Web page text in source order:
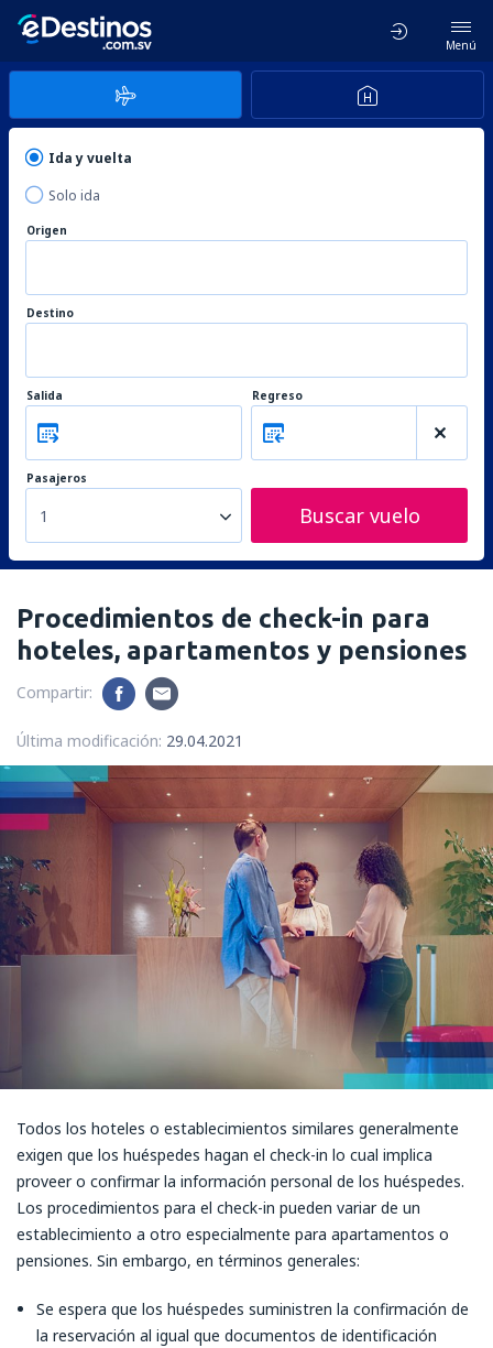
Menú
Ida y vuelta
Solo ida
Origen
Destino
Salida Regreso
Pasajeros
1 Buscar vuelo
Procedimientos de check-in para
hoteles, apartamentos y pensiones
Compartir:
Última modificación: 29.04.2021
Todos los hoteles o establecimientos similares generalmente
exigen que los huéspedes hagan el check-in lo cual implica
proveer o confirmar la información personal de los huéspedes.
Los procedimientos para el check-in pueden variar de un
establecimiento a otro especialmente para apartamentos o
pensiones. Sin embargo, en términos generales:
Se espera que los huéspedes suministren la confirmación de
la reservación al igual que documentos de identificación